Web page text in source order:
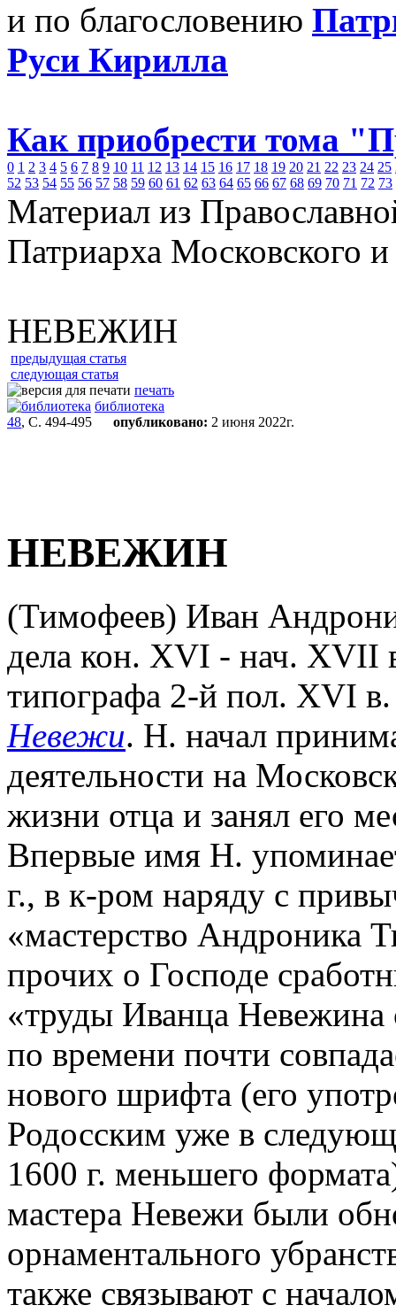
и по благословению
Руси Кирилла
Как приобрести тома
0 1 2 3 4 5 6 7 8 9 10 11 12 13 14 15 16 17 18 19 20 21 22 23 24 25
52 53 54 55 56 57 58 59 60 61 62 63 64 65 66 67 68 69 70 71 72 73
Материал из
Патриарха Московского
НЕВЕЖИН
предыдущая статья
следующая статья
печать
библиотека
48, С. 494-495 опубликовано: 2 июня 2022г.
НЕВЕЖИН
(Тимофеев) Иван
дела кон. XVI - нач. XVII
типографа 2-й пол. XVI
Невежи. Н. начал
деятельности на
жизни отца и занял его
Впервые имя Н.
г., в к-ром наряду с
«мастерство Андроника
прочих о Господе
«труды Иванца
по времени почти
нового шрифта (его
Родосским уже в
1600 г. меньшего
мастера Невежи были
орнаментального
также связывают с